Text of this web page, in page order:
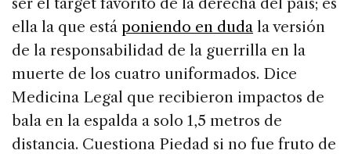
ella la que está poniendo en duda la versión
de la responsabilidad de la guerrilla en la
muerte de los cuatro uniformados. Dice
Medicina Legal que recibieron impactos de
bala en la espalda a solo 1,5 metros de
distancia. Cuestiona Piedad si no fue fruto de